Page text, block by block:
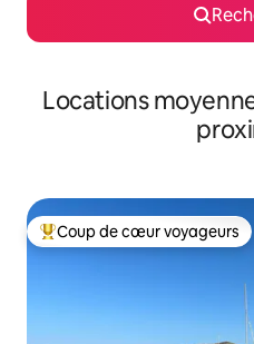
Locations
Coups de cœur voyageurs les
Coup de cœur voyageurs